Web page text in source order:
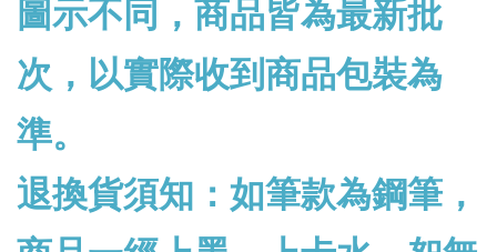
圖示不同，商品皆為最新批
次，以實際收到商品包裝為
準。
退換貨須知：如筆款為鋼筆，